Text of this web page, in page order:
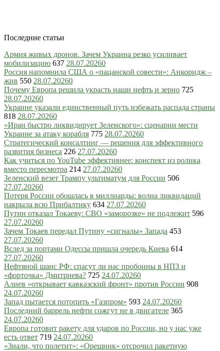
Последние статьи
Армия живых дронов. Зачем Украина резко усиливает
мобилизацию 637 28.07.20260
Россия напомнила США о «пацанской совести»: Анкоридж –
жив 550 28.07.20260
Почему Европа решила украсть наши нефть и зерно 725
28.07.20260
Украине указали единственный путь избежать распада страны
818 28.07.20260
«Иран быстро ликвидирует Зеленского»: сценарии мести
Украине за атаку корабля 775 28.07.20260
Стратегический консалтинг — решения для эффективного
развития бизнеса 226 27.07.20260
Как учиться по YouTube эффективнее: конспект из ролика
вместо пересмотра 214 27.07.20260
Зеленский везет Трампу ультиматум для России 506
27.07.20260
Потеря России обошлась в миллиарды: волна ликвидаций
накрыла всю Прибалтику 634 27.07.20260
Путин отказал Токаеву: СВО «заморозке» не подлежит 596
27.07.20260
Зачем Токаев передал Путину «сигналы» Запада 453
27.07.20260
Вслед за портами Одессы пришла очередь Киева 614
27.07.20260
Нефтяной шанс РФ: спасут ли нас пробоины в НПЗ и
«форточка» Дмитриева? 725 24.07.20260
Алиев «открывает кавказский фронт» против России 908
24.07.20260
Запад пытается потопить «Газпром» 593 24.07.20260
Последний баррель нефти сожгут не в двигателе 365
24.07.20260
Европа готовит ракету для ударов по России, но у нас уже
есть ответ 719 24.07.20260
«Знали, что полетит»: «Орешник» отсрочил ракетную